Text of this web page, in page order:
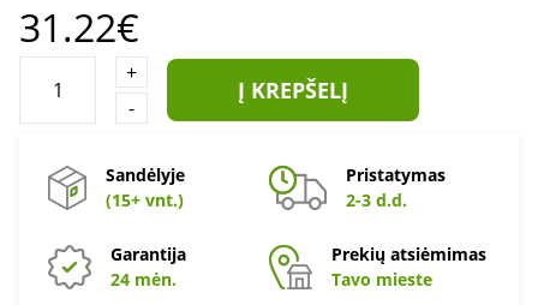
31.22€
+
-
Į KREPŠELĮ
Sandėlyje
(15+ vnt.)
Pristatymas
2-3 d.d.
Garantija
24 mėn.
Prekių atsiėmimas
Tavo mieste